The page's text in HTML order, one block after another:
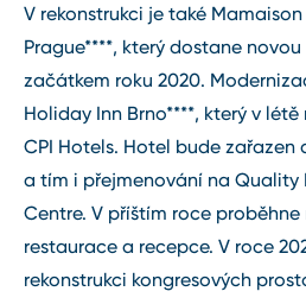
V rekonstrukci je také
Prague****, který dostane
začátkem roku 2020.
Holiday Inn Brno****, který v
CPI Hotels. Hotel bude zařazen
a tím i přejmenování na Quality
Centre. V příštím roce proběhne
restaurace a recepce. V roce
rekonstrukci kongresových